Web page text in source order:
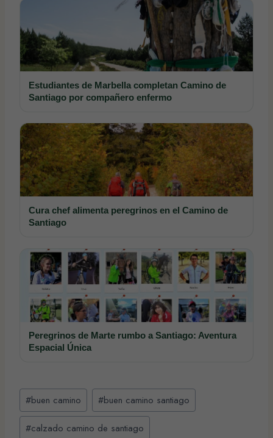
Estudiantes de Marbella completan Camino de
Santiago por compañero enfermo
Cura chef alimenta peregrinos en el Camino de
Santiago
Peregrinos de Marte rumbo a Santiago: Aventura
Espacial Única
Etiquetas
de
la
#buen camino #buen camino santiago
#calzado camino de santiago